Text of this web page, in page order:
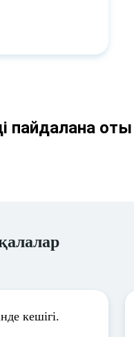
пайдалана оты
кешігі.